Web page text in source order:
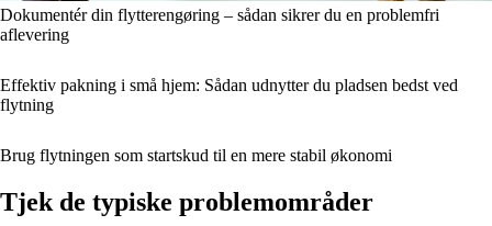
Dokumentér din flytterengøring – sådan sikrer du en problemfri
aflevering
Effektiv pakning i små hjem: Sådan udnytter du pladsen bedst ved
flytning
Brug flytningen som startskud til en mere stabil økonomi
Tjek de typiske problemområder